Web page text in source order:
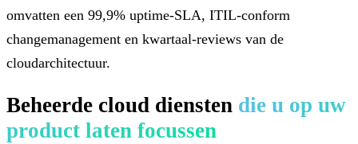
omvatten een 99,9% uptime-SLA, ITIL-conform
changemanagement en kwartaal-reviews van de
cloudarchitectuur.
Beheerde cloud diensten die u op uw
product laten focussen